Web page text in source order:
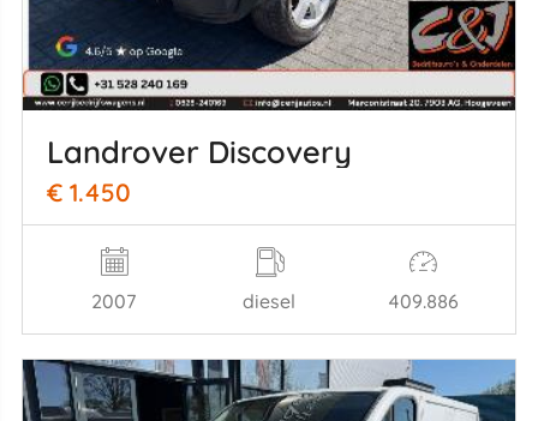
Landrover Discovery
€ 1.450
2007 diesel 409.886